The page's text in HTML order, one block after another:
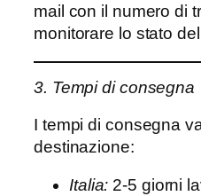
mail con il numero di
monitorare lo stato
3. Tempi di consegna
I tempi di consegna
destinazione:
Italia: 2-5 giorni